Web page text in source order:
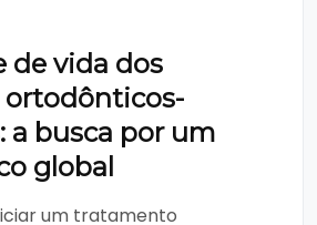
de vida dos
ortodônticos-
a busca por um
global
um tratamento